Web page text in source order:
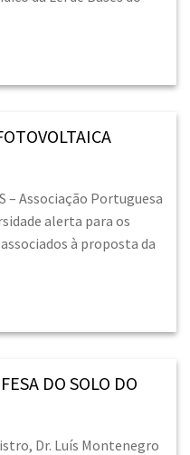
– Associação Portuguesa
alerta para os
à proposta da
DO SOLO DO
Dr. Luís Montenegro